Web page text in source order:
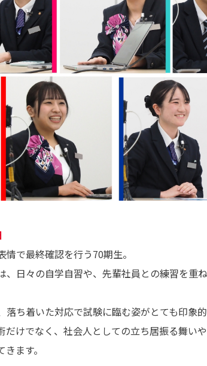
で最終確認を行う70期生。
日々の自学自習や、先輩社員との練習を重
ち着いた対応で試験に臨む姿がとても印象的
けでなく、社会人としての立ち居振る舞いや
ます。